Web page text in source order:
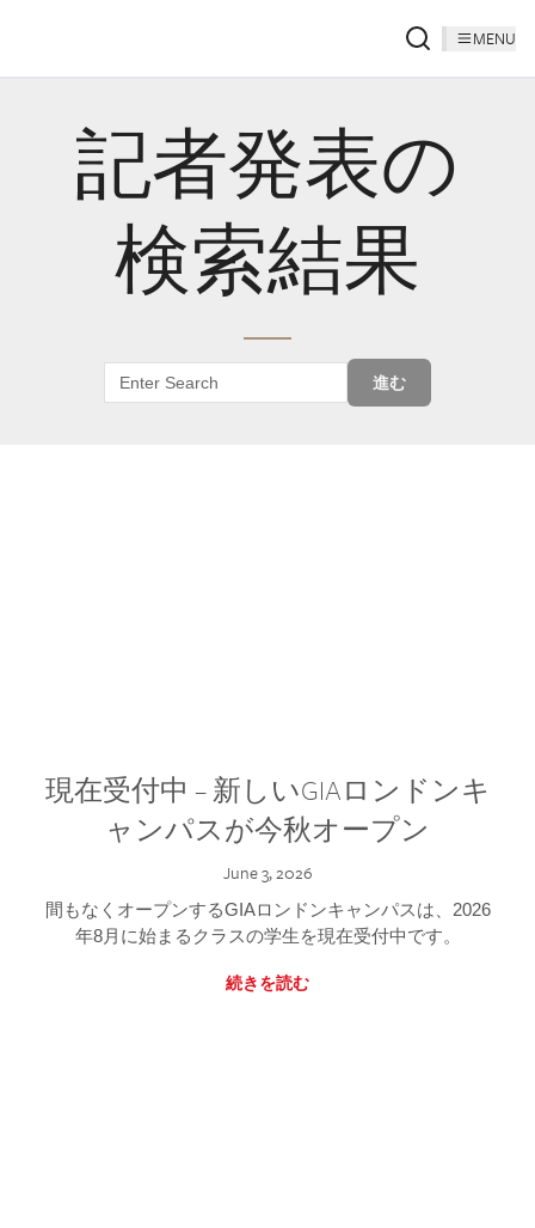
MENU
記者発表の
検索結果
進む
現在受付中 – 新しいGIAロンドンキ
ャンパスが今秋オープン
June 3, 2026
間もなくオープンするGIAロンドンキャンパスは、2026
年8月に始まるクラスの学生を現在受付中です。
続きを読む